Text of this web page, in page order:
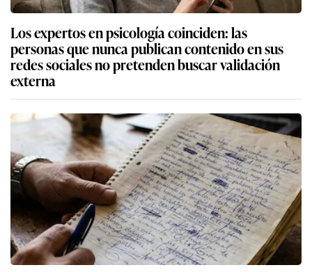
Los expertos en psicología coinciden: las
personas que nunca publican contenido en sus
redes sociales no pretenden buscar validación
externa